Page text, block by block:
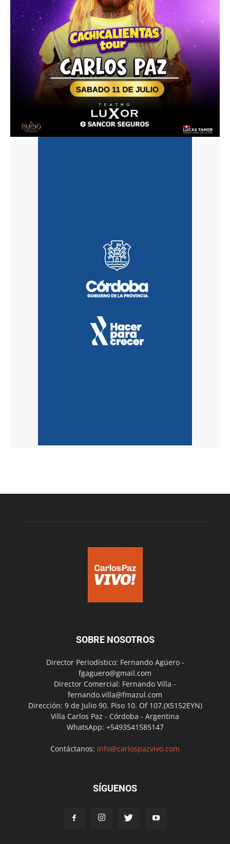
SOBRE NOSOTROS
Director Periodístico: Fernando Agüero -
fgaguero@gmail.com
Director Comercial: Fernando Villa -
fernando.villa@fmazul.com
Dirección: 9 de Julio 90. Piso 10. Of 107.(X5152EYN)
Villa Carlos Paz - Córdoba - Argentina
WhatsApp: +5493541585147
Contáctanos: info@carlospazvivo.com
SÍGUENOS